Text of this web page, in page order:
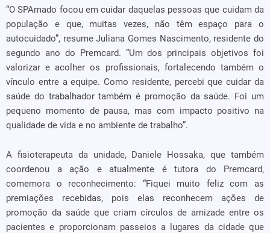
“O SPAmado focou em cuidar daquelas pessoas que cuidam da
população e que, muitas vezes, não têm espaço para o
autocuidado”, resume Juliana Gomes Nascimento, residente do
segundo ano do Premcard. “Um dos principais objetivos foi
valorizar e acolher os profissionais, fortalecendo também o
vínculo entre a equipe. Como residente, percebi que cuidar da
saúde do trabalhador também é promoção da saúde. Foi um
pequeno momento de pausa, mas com impacto positivo na
qualidade de vida e no ambiente de trabalho”.
A fisioterapeuta da unidade, Daniele Hossaka, que também
coordenou a ação e atualmente é tutora do Premcard,
comemora o reconhecimento: “Fiquei muito feliz com as
premiações recebidas, pois elas reconhecem ações de
promoção da saúde que criam círculos de amizade entre os
pacientes e proporcionam passeios a lugares da cidade que